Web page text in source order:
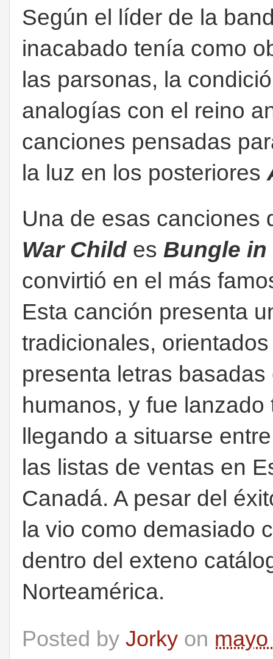
Según el líder de la
inacabado tenía como
las parsonas, la
analogías con el reino
canciones pensadas
la luz en los posteriores
Una de esas canciones
War Childes Bungle
convirtió en el más
Esta canción presenta
tradicionales,
presenta letras
humanos, y fue
llegando a situarse
las listas de ventas en
Canadá. A pesar del
la vio como demasiado
dentro del exteno
Norteamérica.
Posted by Jorky on